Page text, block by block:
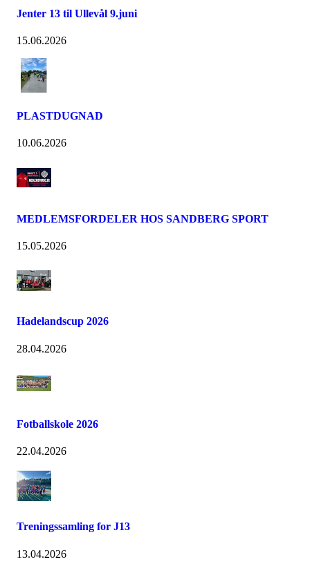
Jenter 13 til Ullevål 9.juni
15.06.2026
PLASTDUGNAD
10.06.2026
MEDLEMSFORDELER HOS SANDBERG SPORT
15.05.2026
Hadelandscup 2026
28.04.2026
Fotballskole 2026
22.04.2026
Treningssamling for J13
13.04.2026